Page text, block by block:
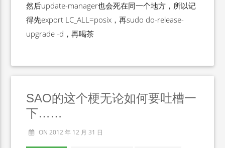
然后update-manager也会死在同一个地方，所以记
得先export LC_ALL=posix，再sudo do-release-
upgrade -d，再喝茶
SAO的这个梗无论如何要吐槽一
下……
ON 2012 年 12 月 31 日